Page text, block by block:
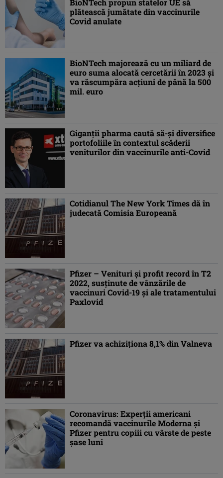
BioNTech propun statelor UE să
plătească jumătate din vaccinurile
Covid anulate
BioNTech majorează cu un miliard de
euro suma alocată cercetării în 2023 şi
va răscumpăra acţiuni de până la 500
mil. euro
Giganții pharma caută să-și diversifice
portofoliile în contextul scăderii
veniturilor din vaccinurile anti-Covid
Cotidianul The New York Times dă în
judecată Comisia Europeană
Pfizer – Venituri şi profit record în T2
2022, susţinute de vânzările de
vaccinuri Covid-19 şi ale tratamentului
Paxlovid
Pfizer va achiziţiona 8,1% din Valneva
Coronavirus: Experţii americani
recomandă vaccinurile Moderna şi
Pfizer pentru copiii cu vârste de peste
şase luni